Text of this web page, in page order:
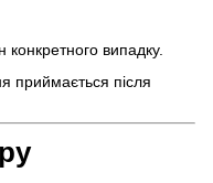
випадку.
приймається після